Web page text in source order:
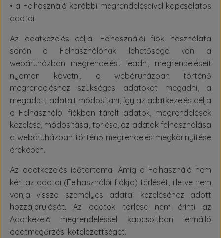
• a Felhasználó korábbi megrendeléseivel kapcsolatos
adatai.
Az adatkezelés célja: Felhasználói fiók használata
során a Felhasználónak lehetősége van a
webáruházban megrendelést leadni, megrendeléseit
nyomon követni, a webáruházban történő
megrendeléshez szükséges adatokat megadni, a
megadott adatait módosítani, így az adatkezelés célja
a Felhasználói fiókban tárolt adatok, megrendelések
kezelése, módosítása, törlése, az adatok felhasználása
a webáruházban történő megrendelés megkönnyítése
érekében.
Az adatkezelés időtartama: Amíg a Felhasználó nem
kéri az adatai (Felhasználói fiókja) törlését, illetve nem
vonja vissza személyes adatai kezeléséhez adott
hozzájárulását. Az adatok törlése nem érinti az
Adatkezelő megrendeléssel kapcsoltban fennálló
adatmegőrzési kötelezettségét.